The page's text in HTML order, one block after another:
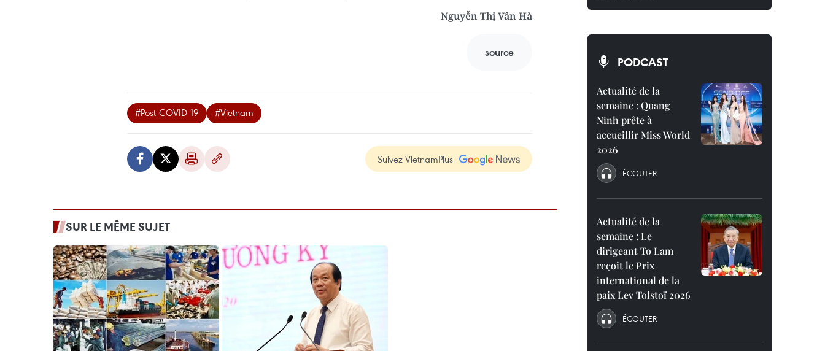
Nguyễn Thị Vân Hà
source
#Post-COVID-19 #Vietnam
Suivez VietnamPlus
SUR LE MÊME SUJET
PODCAST
Actualité de la
semaine : Quang
Ninh prête à
accueillir Miss World
2026
ÉCOUTER
Actualité de la
semaine : Le
dirigeant To Lam
reçoit le Prix
international de la
paix Lev Tolstoï 2026
ÉCOUTER